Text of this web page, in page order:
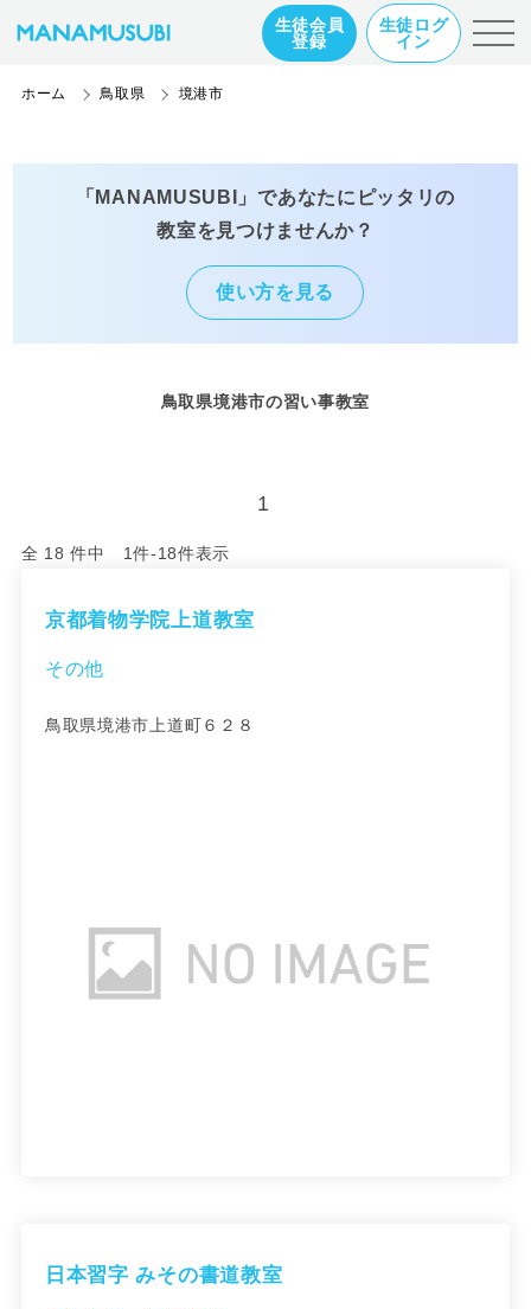
生徒会員
登録
生徒ログ
イン
ホーム 鳥取県 境港市
「MANAMUSUBI」であなたにピッタリの
教室を見つけませんか？
使い方を見る
鳥取県境港市の習い事教室
1
全 18 件中 1件-18件表示
京都着物学院上道教室
その他
鳥取県境港市上道町６２８
日本習字 みその書道教室